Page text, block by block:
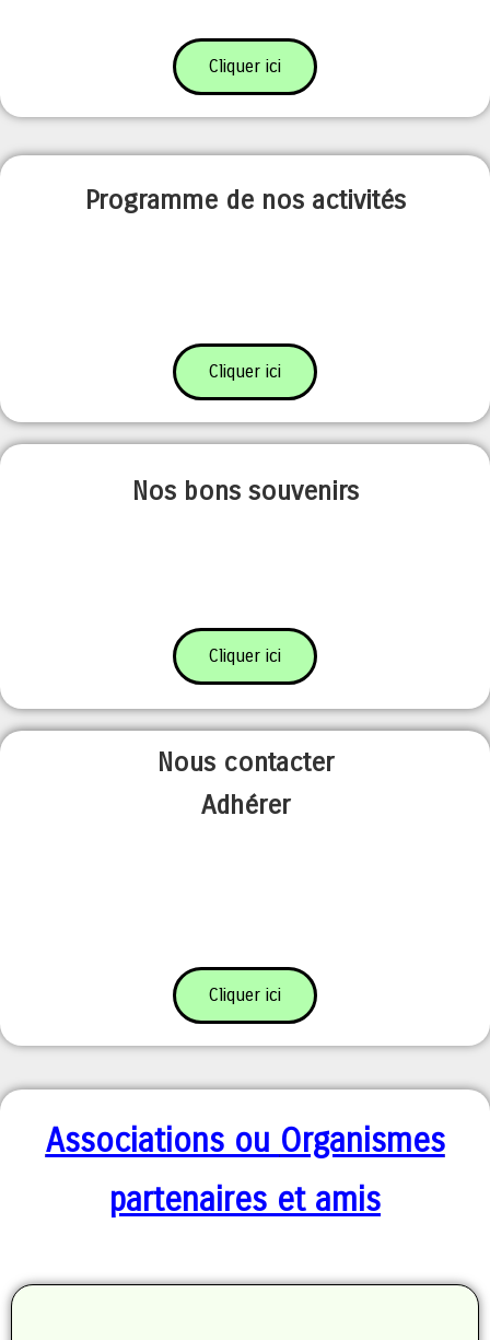
Cliquer ici
Programme de nos activités
Cliquer ici
Nos bons souvenirs
Cliquer ici
Nous contacter
Adhérer
Cliquer ici
Associations ou Organismes
partenaires et amis